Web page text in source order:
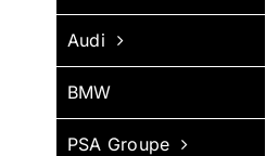
Audi
BMW
PSA Groupe